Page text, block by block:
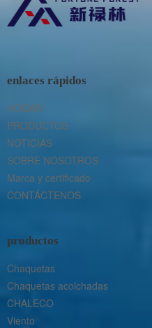
enlaces rápidos
HOGAR
PRODUCTOS
NOTICIAS
SOBRE NOSOTROS
Marca y certificado
CONTÁCTENOS
productos
Chaquetas
Chaquetas acolchadas
CHALECO
Viento